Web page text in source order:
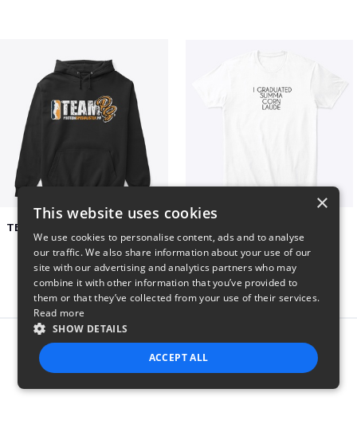
Report this product
×
This website uses cookies
We use cookies to personalise content, ads and to analyse
our traffic. We also share information about your use of our
site with our advertising and analytics partners who may
combine it with other information that you’ve provided to
them or that they’ve collected from your use of their services.
Read more
SHOW DETAILS
ACCEPT ALL
STRICTLY NECESSARY PERFORMANCE